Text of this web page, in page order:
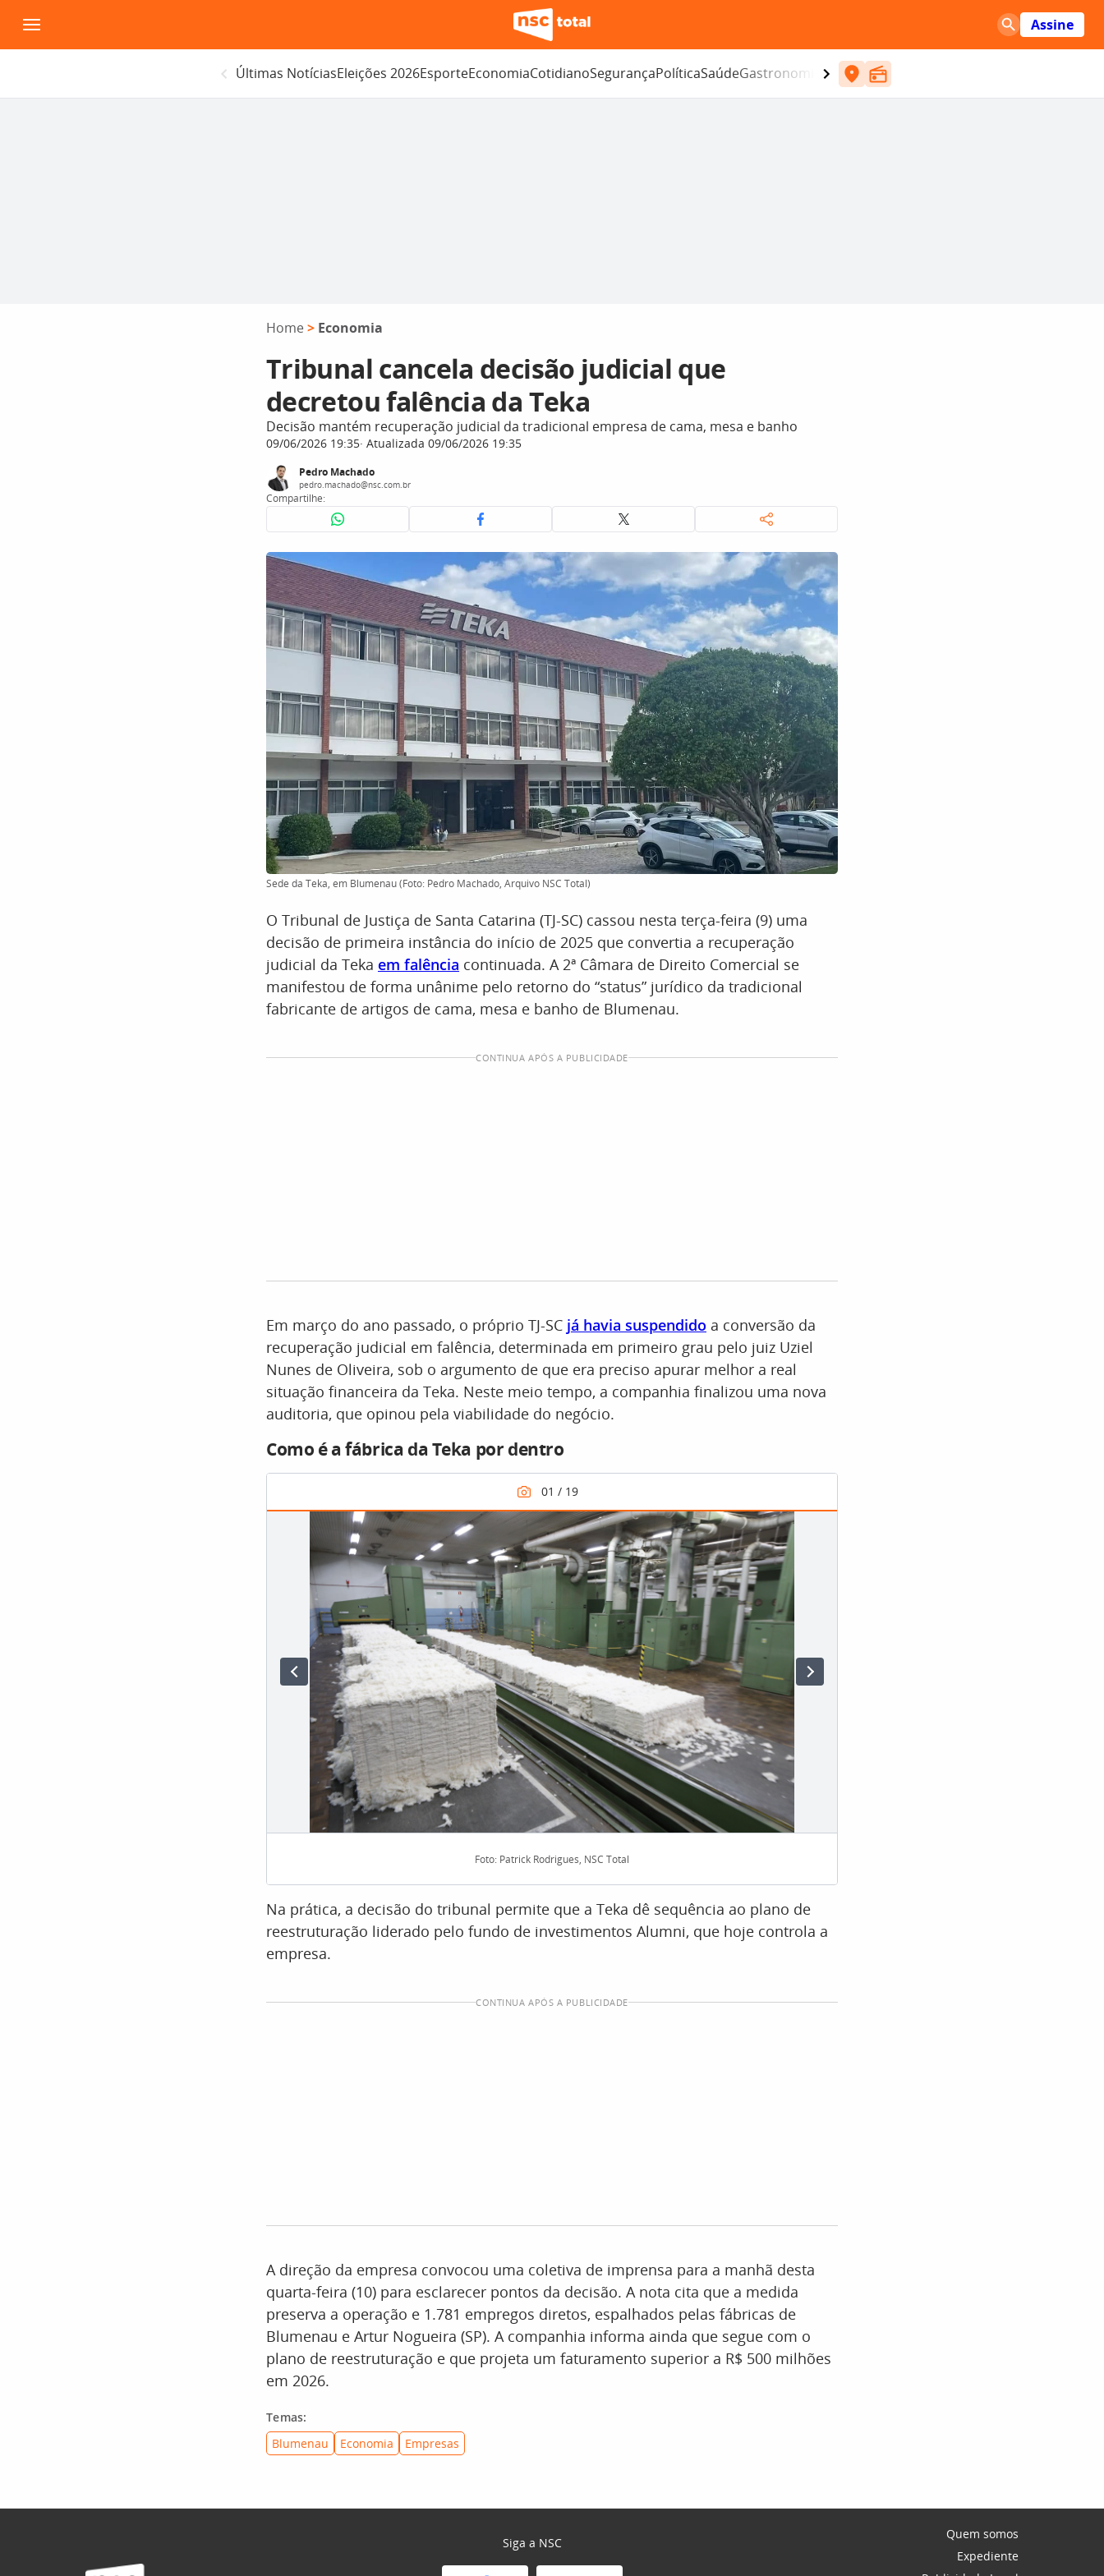
para
o
Assine
Últimas NotíciasEleições 2026EsporteEconomiaCotidianoSegurançaPolíticaSaúdeGastronomia Entretenimento
Home > Economia
Tribunal cancela decisão judicial que
decretou falência da Teka
Decisão mantém recuperação judicial da tradicional empresa de cama, mesa e banho
09/06/2026 19:35 Atualizada 09/06/2026 19:35
Pedro Machado
pedro.machado@nsc.com.br
Compartilhe:
Sede da Teka, em Blumenau (Foto: Pedro Machado, Arquivo NSC Total)
O Tribunal de Justiça de Santa Catarina (TJ-SC) cassou nesta terça-feira (9) uma
decisão de primeira instância do início de 2025 que convertia a recuperação
judicial da Teka em falência continuada. A 2ª Câmara de Direito Comercial se
manifestou de forma unânime pelo retorno do “status” jurídico da tradicional
fabricante de artigos de cama, mesa e banho de Blumenau.
CONTINUA APÓS A PUBLICIDADE
Em março do ano passado, o próprio TJ-SC já havia suspendido a conversão da
recuperação judicial em falência, determinada em primeiro grau pelo juiz Uziel
Nunes de Oliveira, sob o argumento de que era preciso apurar melhor a real
situação financeira da Teka. Neste meio tempo, a companhia finalizou uma nova
auditoria, que opinou pela viabilidade do negócio.
Como é a fábrica da Teka por dentro
Foto: Patrick Rodrigues, NSC Total
Na prática, a decisão do tribunal permite que a Teka dê sequência ao plano de
reestruturação liderado pelo fundo de investimentos Alumni, que hoje controla a
empresa.
CONTINUA APÓS A PUBLICIDADE
A direção da empresa convocou uma coletiva de imprensa para a manhã desta
quarta-feira (10) para esclarecer pontos da decisão. A nota cita que a medida
preserva a operação e 1.781 empregos diretos, espalhados pelas fábricas de
Blumenau e Artur Nogueira (SP). A companhia informa ainda que segue com o
plano de reestruturação e que projeta um faturamento superior a R$ 500 milhões
em 2026.
Temas:
Blumenau
Economia Empresas
Siga a NSC
Quem somos
Expediente